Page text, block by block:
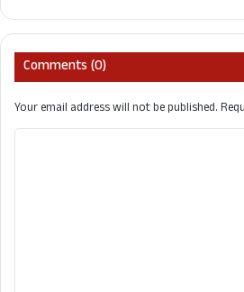
Comments (0)
Your email address will not be published.